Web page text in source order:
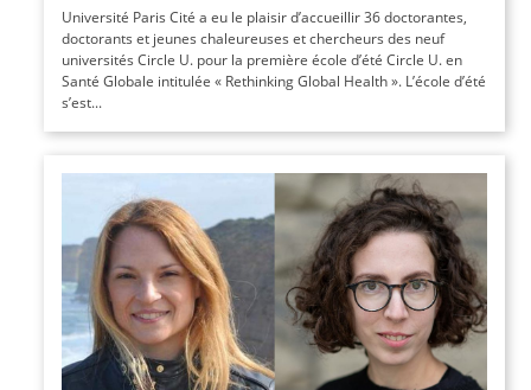
Université Paris Cité a eu le plaisir d’accueillir 36 doctorantes,
doctorants et jeunes chaleureuses et chercheurs des neuf
universités Circle U. pour la première école d’été Circle U. en
Santé Globale intitulée « Rethinking Global Health ». L’école d’été
s’est...